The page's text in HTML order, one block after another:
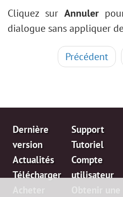
Cliquez surAnnuler
dialogue sans appliquer
Précédent
Dernière
version
Actualités
Télécharger
Support
Tutoriel
Compte
utilisateur